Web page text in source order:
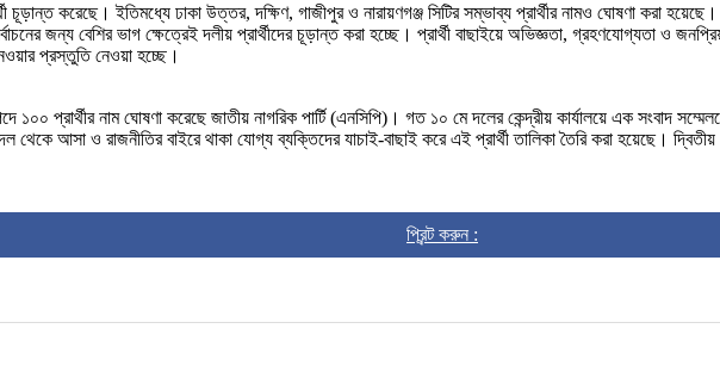
চূড়ান্ত করেছে। ইতিমধ্যে ঢাকা উত্তর, দক্ষিণ, গাজীপুর ও নারায়ণগঞ্জ সিটির সম্ভাব্য প্রার্থীর নামও ঘোষণা করা
জন্য বেশির ভাগ ক্ষেত্রেই দলীয় প্রার্থীদের চূড়ান্ত করা হচ্ছে। প্রার্থী বাছাইয়ে অভিজ্ঞতা, গ্রহণযোগ্যতা ও
প্রস্তুতি নেওয়া হচ্ছে।
প্রার্থীর নাম ঘোষণা করেছে জাতীয় নাগরিক পার্টি (এনসিপি)। গত ১০ মে দলের কেন্দ্রীয় কার্যালয়ে এক সংবাদ
থেকে আসা ও রাজনীতির বাইরে থাকা যোগ্য ব্যক্তিদের যাচাই-বাছাই করে এই প্রার্থী তালিকা তৈরি করা হয়েছে।
প্রিন্ট করুন :